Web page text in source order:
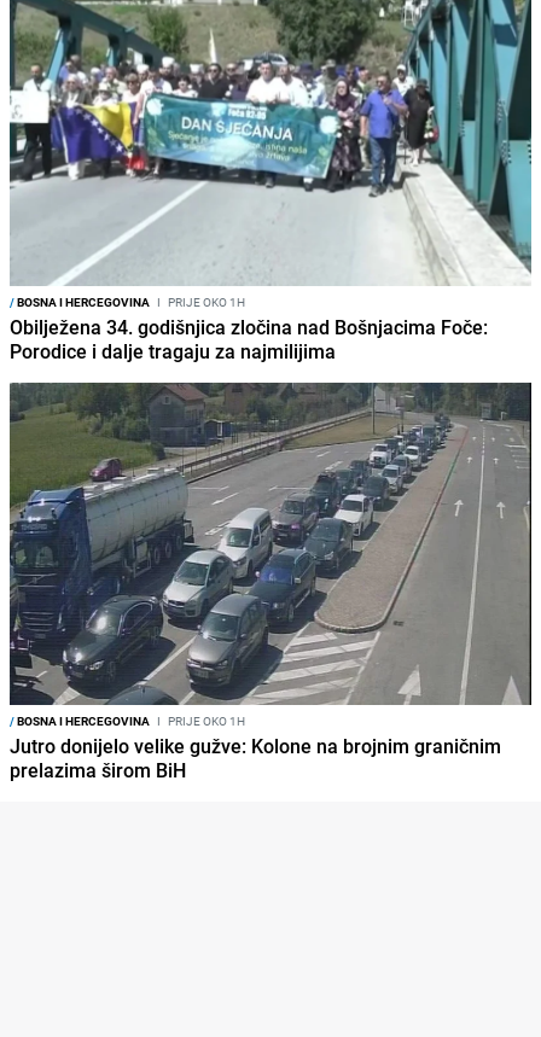
/BOSNA I HERCEGOVINA I PRIJE OKO 1H
Obilježena 34. godišnjica zločina nad Bošnjacima Foče:
Porodice i dalje tragaju za najmilijima
/BOSNA I HERCEGOVINA I PRIJE OKO 1H
Jutro donijelo velike gužve: Kolone na brojnim graničnim
prelazima širom BiH